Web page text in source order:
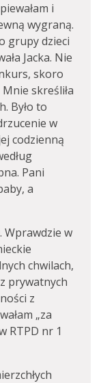
i
wygraną.
grupy dzieci
Jacka. Nie
skoro
Mnie skreśliła
Było to
w
codzienną
Pani
a
Wprawdzie w
chwilach,
prywatnych
z
„za
RTPD nr 1